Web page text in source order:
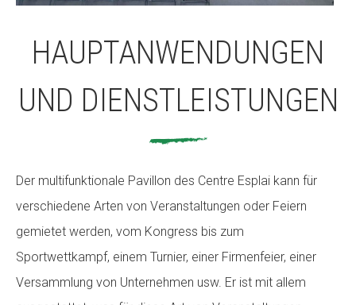
HAUPTANWENDUNGEN
UND DIENSTLEISTUNGEN
Der multifunktionale Pavillon des Centre Esplai kann für
verschiedene Arten von Veranstaltungen oder Feiern
gemietet werden, vom Kongress bis zum
Sportwettkampf, einem Turnier, einer Firmenfeier, einer
Versammlung von Unternehmen usw. Er ist mit allem